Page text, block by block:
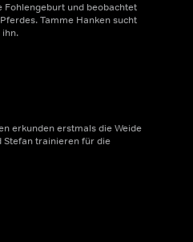
und beobachtet
Tamme Hanken sucht
erkunden erstmals die Weide
Stefan trainieren für die